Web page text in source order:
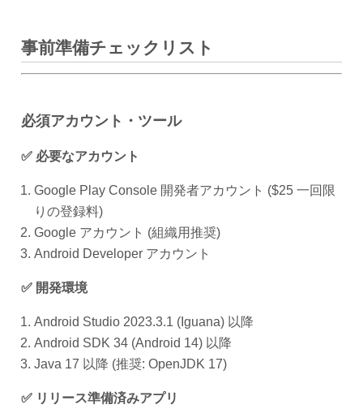
事前準備チェックリスト
必須アカウント・ツール
✅ 必要なアカウント
Google Play Console 開発者アカウント ($25 一回限
りの登録料)
Google アカウント (組織用推奨)
Android Developer アカウント
✅ 開発環境
Android Studio 2023.3.1 (Iguana) 以降
Android SDK 34 (Android 14) 以降
Java 17 以降 (推奨: OpenJDK 17)
✅ リリース準備済みアプリ